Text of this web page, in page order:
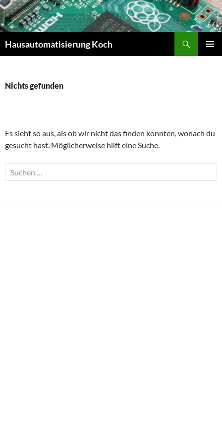
Zum
Inhalt
springen
Hausautomatisierung Koch
Nichts gefunden
Es sieht so aus, als ob wir nicht das finden konnten, wonach du
gesucht hast. Möglicherweise hilft eine Suche.
Suche
nach: